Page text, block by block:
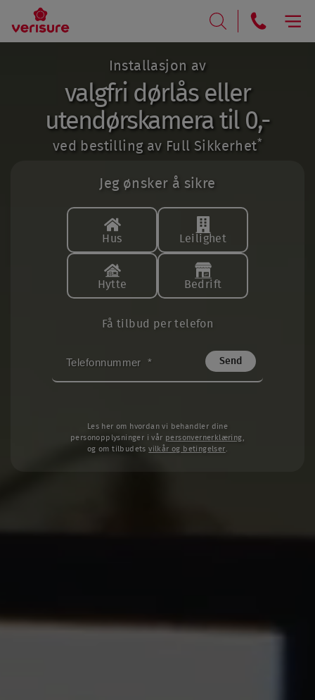
RING
Installasjon av
valgfri dørlås eller
utendørskamera til 0,-
ved bestilling av Full Sikkerhet*
Jeg ønsker å sikre
Hus Leilighet
Hytte Bedrift
Få tilbud per telefon
Les her om hvordan vi behandler dine
personopplysninger i vår personvernerklæring
og om tilbudetsvilkår og betingelser